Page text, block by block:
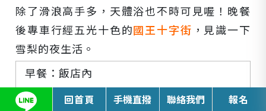
回首頁 報名
除了滑浪高手多，天體浴也不時可見喔！晚餐
後專車行經五光十色的國王十字街 ，見識一下
雪梨的夜生活。
早餐：飯店內
午餐：自理
手機直撥 聯絡我們